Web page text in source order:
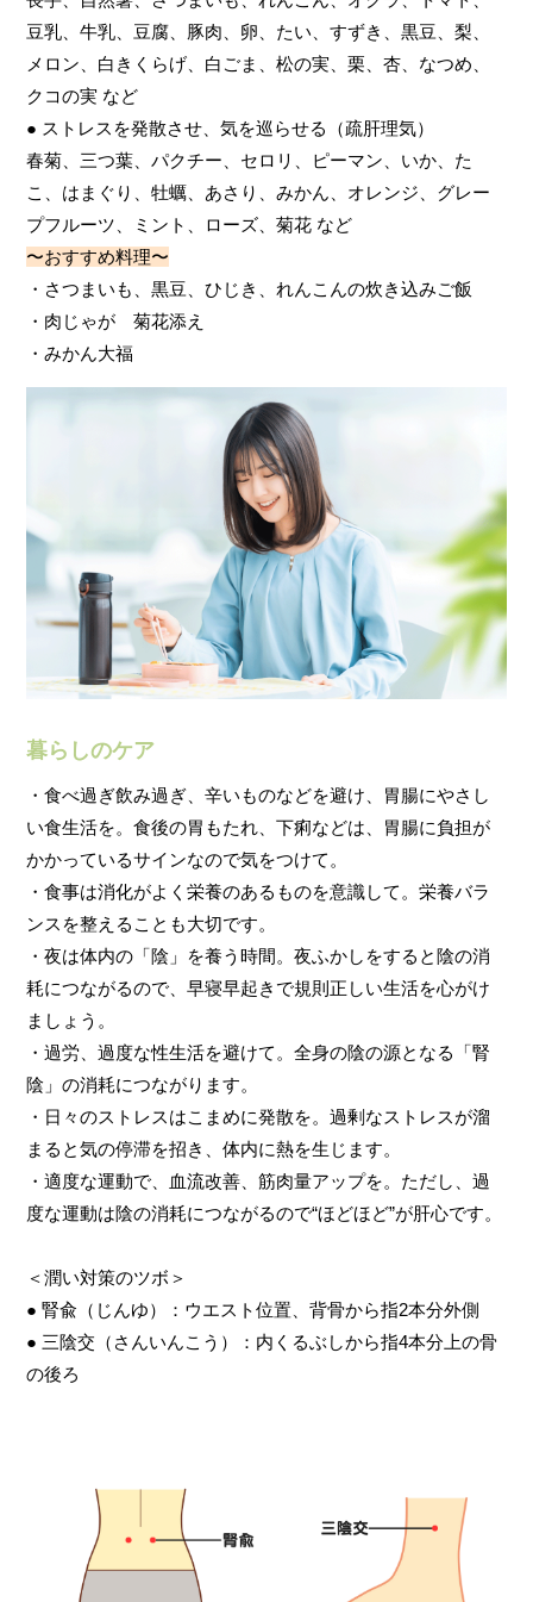
豆乳、牛乳、豆腐、豚肉、卵、たい、すずき、黒豆、梨、
メロン、白きくらげ、白ごま、松の実、栗、杏、なつめ、
クコの実 など
● ストレスを発散させ、気を巡らせる（疏肝理気）
春菊、三つ葉、パクチー、セロリ、ピーマン、いか、た
こ、はまぐり、牡蠣、あさり、みかん、オレンジ、グレー
プフルーツ、ミント、ローズ、菊花 など
〜おすすめ料理〜
・さつまいも、黒豆、ひじき、れんこんの炊き込みご飯
・肉じゃが 菊花添え
・みかん大福
暮らしのケア
・食べ過ぎ飲み過ぎ、辛いものなどを避け、胃腸にやさし
い食生活を。食後の胃もたれ、下痢などは、胃腸に負担が
かかっているサインなので気をつけて。
・食事は消化がよく栄養のあるものを意識して。栄養バラ
ンスを整えることも大切です。
・夜は体内の「陰」を養う時間。夜ふかしをすると陰の消
耗につながるので、早寝早起きで規則正しい生活を心がけ
ましょう。
・過労、過度な性生活を避けて。全身の陰の源となる「腎
陰」の消耗につながります。
・日々のストレスはこまめに発散を。過剰なストレスが溜
まると気の停滞を招き、体内に熱を生じます。
・適度な運動で、血流改善、筋肉量アップを。ただし、過
度な運動は陰の消耗につながるので“ほどほど”が肝心です。
＜潤い対策のツボ＞
● 腎兪（じんゆ）：ウエスト位置、背骨から指2本分外側
● 三陰交（さんいんこう）：内くるぶしから指4本分上の骨
の後ろ